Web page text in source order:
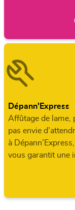
Dépann'Express
Affûtage de lame,
pas envie
à
vous garantit une